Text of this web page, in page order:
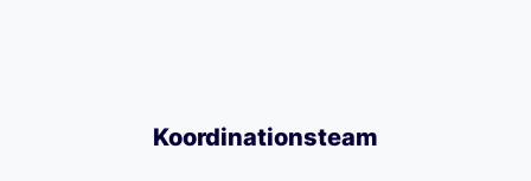
Koordinationsteam